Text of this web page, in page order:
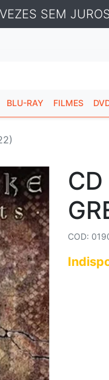
SEM
BLU-RAY FILMES
COD: